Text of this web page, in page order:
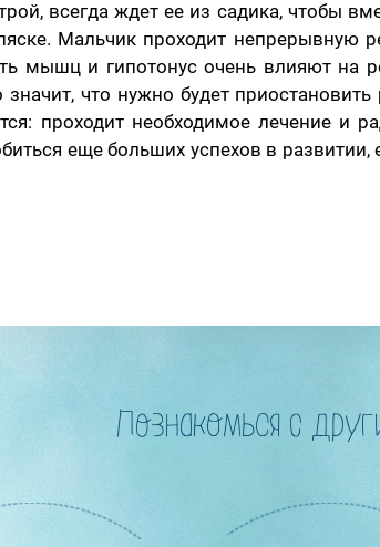
всегда ждет ее из садика, чтобы
Мальчик проходит непрерывную
мышц и гипотонус очень влияют на
значит, что нужно будет
проходит необходимое лечение
еще больших успехов в
Познакомься с